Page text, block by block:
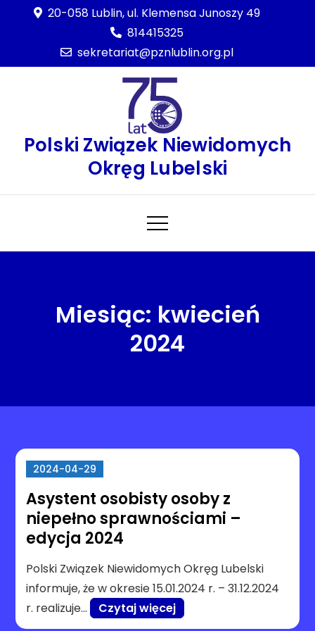
20-058 Lublin, ul. Klemensa Junoszy 49
814415325
sekretariat@pznlublin.org.pl
Polski Związek Niewidomych
Okręg Lubelski
Miesiąc: kwiecień
2024
2024-04-29
Asystent osobisty osoby z
niepełno sprawnościami –
edycja 2024
Polski Związek Niewidomych Okręg Lubelski
informuje, że w okresie 15.01.2024 r. – 31.12.2024
r. realizuje…
Czytaj więcej